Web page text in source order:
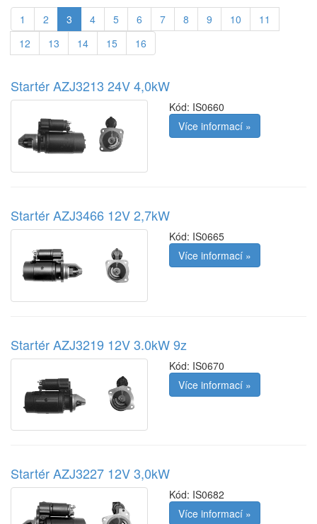
1 2 3 4 5 6 7 8 9 10
11
12
13 14 15 16
Startér AZJ3213 24V 4,0kW
Kód: IS0660
Více informací »
Startér AZJ3466 12V 2,7kW
Kód: IS0665
Více informací »
Startér AZJ3219 12V 3.0kW 9z
Kód: IS0670
Více informací »
Startér AZJ3227 12V 3,0kW
Kód: IS0682
Více informací »